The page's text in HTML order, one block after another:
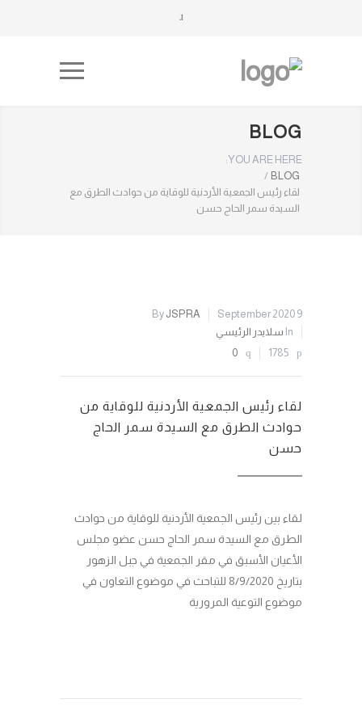
BLOG
YOU ARE HERE:
BLOG
/
لقاء رئيس الجمعية الأردنية للوقاية من حوادث الطرق مع
السيدة سمر الحاج حسن
9 September 2020
By JSPRA
In سلايدر الرئيسي
1785
0
لقاء رئيس الجمعية الأردنية للوقاية من
حوادث الطرق مع السيدة سمر الحاج
حسن
لقاء بين رئيس الجمعية الأردنية للوقاية من حوادث
الطرق مع السيدة سمر الحاج حسن عضو مجلس
الأعيان الأسبق في مقر الجمعية في جبل الزهور
بتاريخ 8/9/2020 للتباحث في موضوع التعاون في
موضوع التوعية المرورية